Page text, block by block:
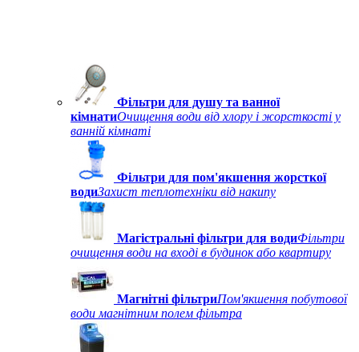
Фільтри для душу та ванної
кімнатиОчищення води від хлору і жорсткості у
ванній кімнаті
Фільтри для пом'якшення жорсткої
водиЗахист теплотехніки від накипу
Магістральні фільтри для водиФільтри
очищення води на вході в будинок або квартиру
Магнітні фільтриПом'якшення побутової
води магнітним полем фільтра